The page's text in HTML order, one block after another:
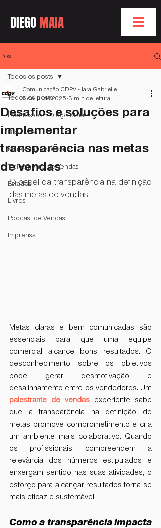
DIEGOMAIA
Post
Todos os posts
Eventos com Diego Maia
Bóra Voar
Marketing e Mercado
Treinamento de Vendas
Estados
Livros
Podcast de Vendas
Imprensa
Todos os posts
Desafios e soluções para
implementar
transparência nas metas
de vendas
Comunicação CDPV - Iara Gabrielle
7 de jul. de 2025 3 min de leitura
O papel da transparência na definição
das metas de vendas
Metas claras e bem comunicadas são
essenciais para que uma equipe
comercial alcance bons resultados. O
desconhecimento sobre os objetivos
pode gerar desmotivação e
palestrante de vendas experiente sabe
que a transparência na definição de
metas promove comprometimento e cria
um ambiente mais colaborativo. Quando
os profissionais compreendem a
relevância dos números estipulados e
enxergam sentido nas suas atividades, o
esforço para alcançar resultados torna-se
mais eficaz e sustentável.
Como a transparência impacta